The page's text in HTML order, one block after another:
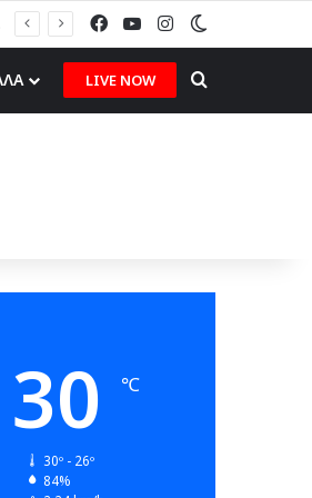
FacebookYouTubeInstagram
LIVE NOW Search for
30 ℃
30º - 26º
84%